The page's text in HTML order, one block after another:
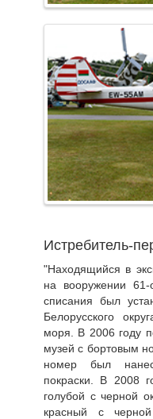
Истребитель-
"Находящийся в
на вооружении
списания был
Белорусского
моря. В 2006 году
музей с бортовым
номер был
покраски. В 2008
голубой с черной
красный с